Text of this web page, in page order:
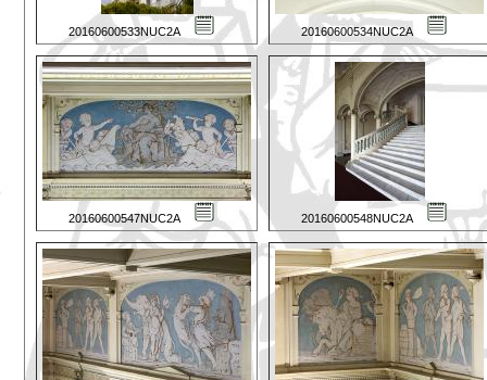
20160600533NUC2A 20160600534NUC2A
20160600547NUC2A 20160600548NUC2A